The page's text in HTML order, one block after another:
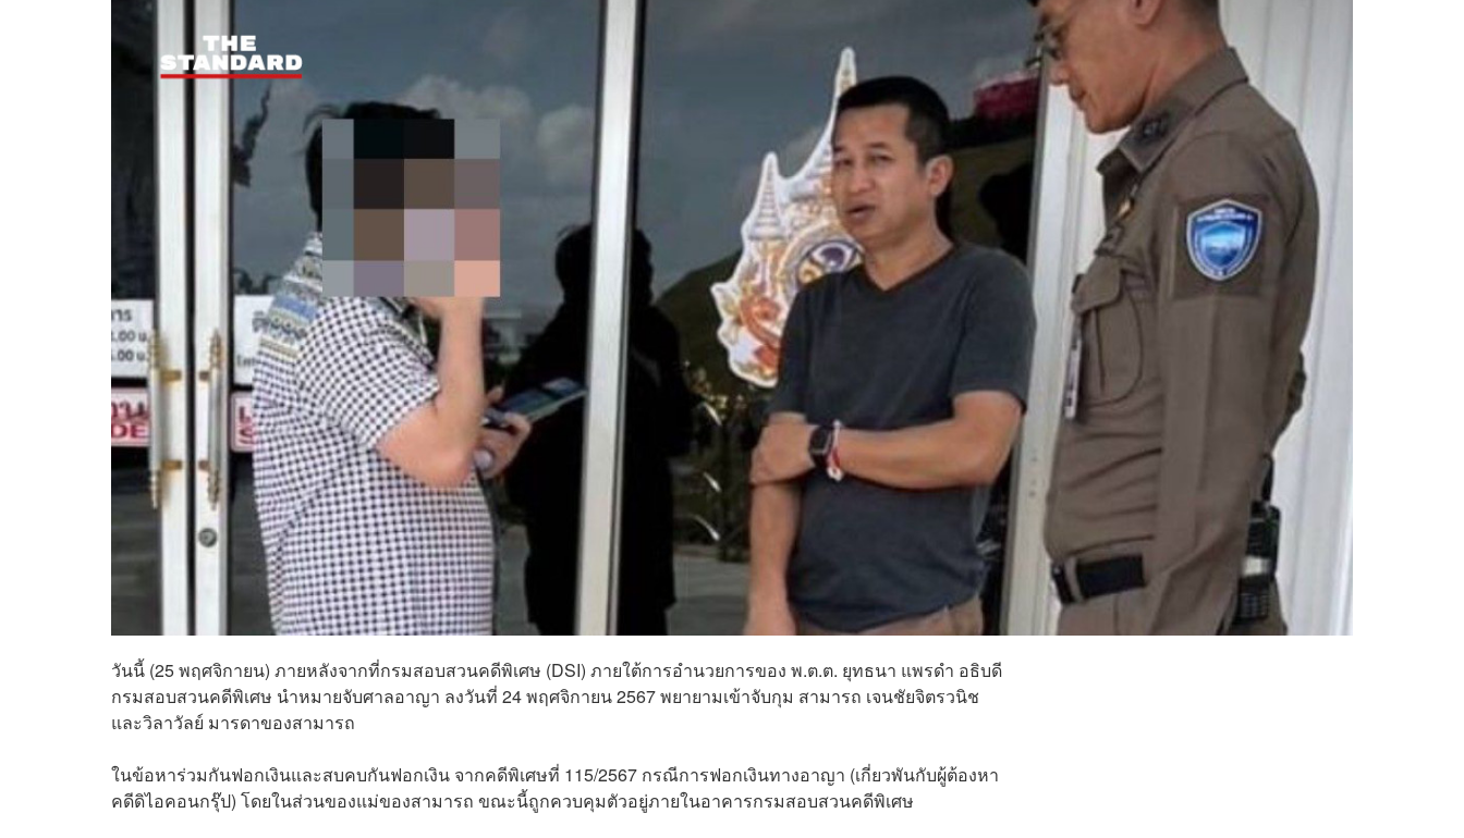
วันนี้ (25 พฤศจิกายน) ภายหลังจากที่กรมสอบสวนคดีพิเศษ (DSI) ภายใต้การอำนวยการของ พ.ต.ต. ยุทธนา แพรดำ อธิบดี
กรมสอบสวนคดีพิเศษ นำหมายจับศาลอาญา ลงวันที่ 24 พฤศจิกายน 2567 พยายามเข้าจับกุม สามารถ เจนชัยจิตรวนิช
และวิลาวัลย์ มารดาของสามารถ
ในข้อหาร่วมกันฟอกเงินและสบคบกันฟอกเงิน จากคดีพิเศษที่ 115/2567 กรณีการฟอกเงินทางอาญา (เกี่ยวพันกับผู้ต้องหา
คดีดิไอคอนกรุ๊ป) โดยในส่วนของแม่ของสามารถ ขณะนี้ถูกควบคุมตัวอยู่ภายในอาคารกรมสอบสวนคดีพิเศษ